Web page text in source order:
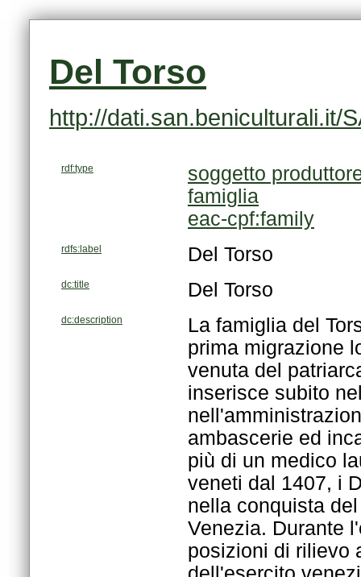
Del Torso
http://dati.san.beniculturali.it/
rdf:type
soggetto
famiglia
eac-cpf:family
rdfs:label Del Torso
dc:title Del Torso
dc:description